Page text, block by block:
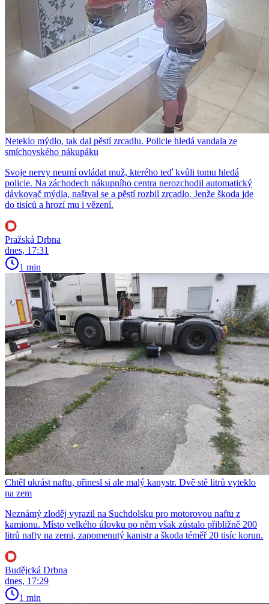
Neteklo mýdlo, tak dal pěstí zrcadlu. Policie hledá vandala ze
smíchovského nákupáku
Svoje nervy neumí ovládat muž, kterého teď kvůli tomu hledá
policie. Na záchodech nákupního centra nerozchodil automatický
dávkovač mýdla, naštval se a pěstí rozbil zrcadlo. Jenže škoda jde
do tisíců a hrozí mu i vězení.
Pražská Drbna
dnes, 17:31
1 min
Chtěl ukrást naftu, přinesl si ale malý kanystr. Dvě stě litrů vyteklo
na zem
Neznámý zloděj vyrazil na Suchdolsku pro motorovou naftu z
kamionu. Místo velkého úlovku po něm však zůstalo přibližně 200
litrů nafty na zemi, zapomenutý kanistr a škoda téměř 20 tisíc korun.
Budějcká Drbna
dnes, 17:29
1 min